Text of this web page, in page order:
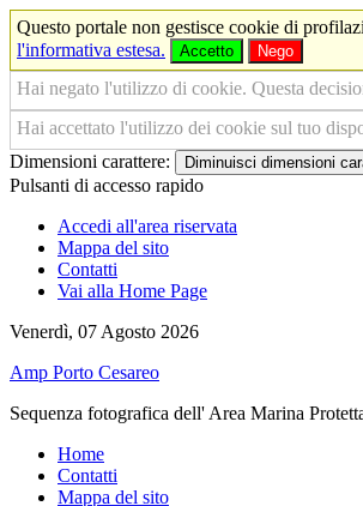
Questo portale non gestisce cookie di
l'informativa estesa.
Accetto Nego
Hai negato l'utilizzo di cookie. Questa
Hai accettato l'utilizzo dei cookie sul tuo
Dimensioni carattere: Diminuisci dimensioni
Pulsanti di accesso rapido
Accedi all'area riservata
Mappa del sito
Contatti
Vai alla Home Page
Venerdì, 07 Agosto 2026
Amp Porto Cesareo
Sequenza fotografica dell' Area Marina
Home
Contatti
Mappa del sito